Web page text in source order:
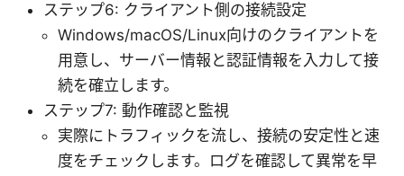
ステップ6: クライアント側の接続設定
Windows/macOS/Linux向けのクライアントを
用意し、サーバー情報と認証情報を入力して接
続を確立します。
ステップ7: 動作確認と監視
実際にトラフィックを流し、接続の安定性と速
度をチェックします。ログを確認して異常を早